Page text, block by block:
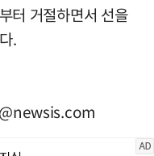
터 거절하면서 선을
.